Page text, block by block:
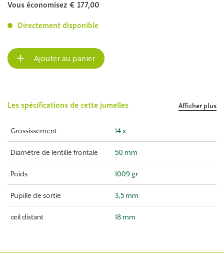
Vous économisez € 177,00
Directement disponible
Ajouter au panier
Les spécifications de cette jumelles Afficher plus
Grossissement 14 x
Diamètre de lentille frontale 50 mm
Poids 1009 gr
Pupille de sortie 3,5 mm
œil distant 18 mm